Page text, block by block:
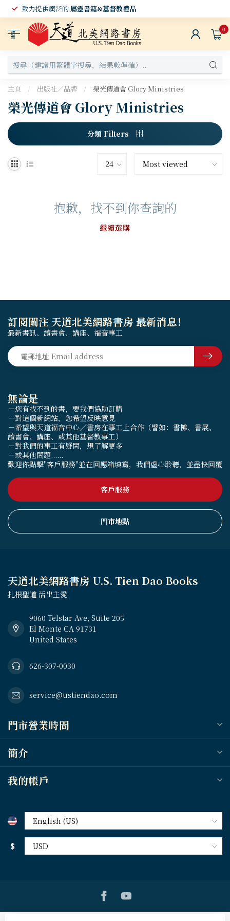
致力提供廣泛的屬靈書籍&基督教禮品
選
單
0
主頁 / 出版社／品牌 / 榮光傳道會 Glory Ministries
榮光傳道會 Glory Ministries
分類 Filters
抱歉，找不到你查詢的
繼續選購
無論是
－您有找不到的書，要我們協助訂購
－對這個新網站，您希望反映意見
－希望與天道福音中心／書房在事工上合作（譬如：書攤、書展、
讀書會、講座、或其他基督教事工）
－對我們的事工有疑問，想了解更多
－或其他問題......
歡迎你點擊"客戶服務"並在回應箱填寫，我們虛心聆聽，並盡快回覆
客戶服務
門市地點
訂閱關注 天道北美網路書房 最新消息！
最新書訊、讀書會、講座、福音事工
天道北美網路書房 U.S. Tien Dao Books
扎根聖道 活出主愛
9060 Telstar Ave, Suite 205
El Monte CA 91731
United States
626-307-0030
service@ustiendao.com
門市營業時間
簡介
我的帳戶
$